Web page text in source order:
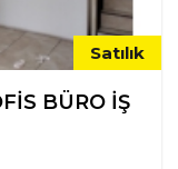
Satılık
BÜRO İŞ